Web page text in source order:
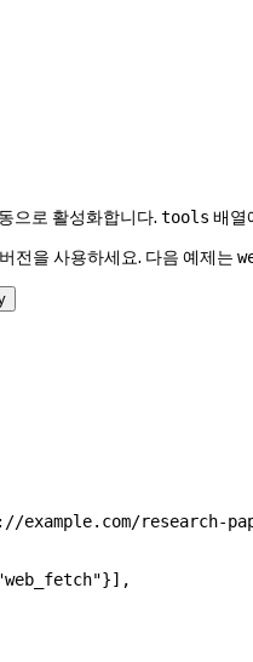
으로 활성화합니다. tools 배열
전을 사용하세요. 다음 예제는
research-
}],